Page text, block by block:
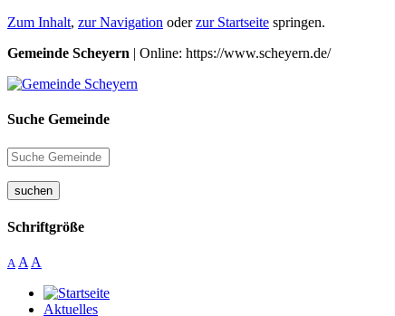
Zum Inhalt, zur Navigation oderzur Startseite springen.
Gemeinde Scheyern | Online: https://www.scheyern.de/
Suche Gemeinde
suchen
Schriftgröße
A A A
Aktuelles